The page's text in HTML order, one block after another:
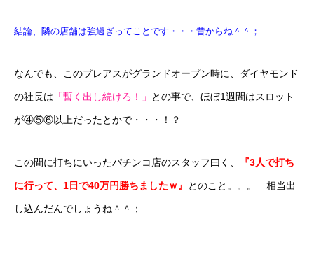
結論、隣の店舗は強過ぎってことです・・・昔からね＾＾；
なんでも、このプレアスがグランドオープン時に、ダイヤモンド
の社長は 「暫く出し続けろ！」 との事で、ほぼ1週間はスロット
が④⑤⑥以上だったとかで・・・！？
この間に打ちにいったパチンコ店のスタッフ曰く、 『3人で打ち
に行って、1日で40万円勝ちましたｗ』 とのこと。。。 相当出
し込んだんでしょうね＾＾；